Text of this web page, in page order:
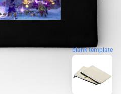
blank template